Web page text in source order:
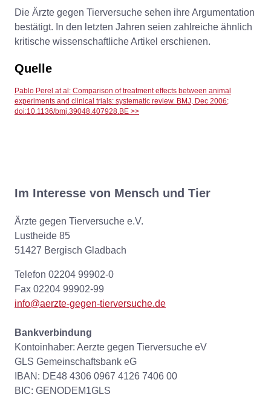
Die Ärzte gegen Tierversuche sehen ihre Argumentation
bestätigt. In den letzten Jahren seien zahlreiche ähnlich
kritische wissenschaftliche Artikel erschienen.
Quelle
Pablo Perel at al: Comparison of treatment effects between animal
experiments and clinical trials: systematic review. BMJ, Dec 2006;
doi:10.1136/bmj.39048.407928.BE >>
Im Interesse von Mensch und Tier
Ärzte gegen Tierversuche e.V.
Lustheide 85
51427 Bergisch Gladbach
Telefon 02204 99902-0
Fax 02204 99902-99
info@aerzte-gegen-tierversuche.de
Bankverbindung
Kontoinhaber: Aerzte gegen Tierversuche eV
GLS Gemeinschaftsbank eG
IBAN: DE48 4306 0967 4126 7406 00
BIC: GENODEM1GLS